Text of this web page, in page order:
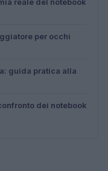
per occhi
guida pratica alla
dei notebook